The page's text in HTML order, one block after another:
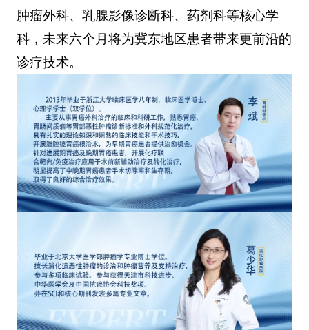
肿瘤外科、乳腺影像诊断科、药剂科等核心学
科，未来六个月将为冀东地区患者带来更前沿的
诊疗技术。